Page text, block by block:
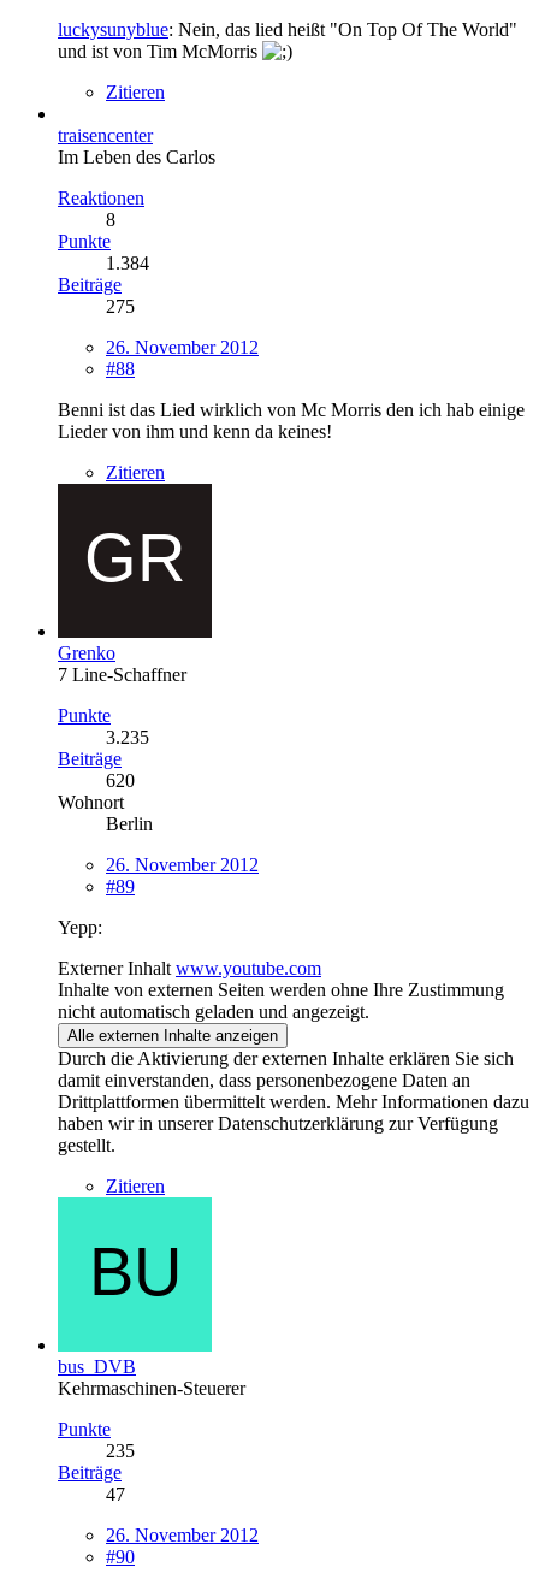
luckysunyblue: Nein, das lied heißt "On Top Of The World"
und ist von Tim McMorris
Zitieren
traisencenter
Im Leben des Carlos
Reaktionen
8
Punkte
1.384
Beiträge
275
26. November 2012
#88
Benni ist das Lied wirklich von Mc Morris den ich hab einige
Lieder von ihm und kenn da keines!
Zitieren
Grenko
7 Line-Schaffner
Punkte
3.235
Beiträge
620
Wohnort
Berlin
26. November 2012
#89
Yepp:
Externer Inhalt www.youtube.com
Inhalte von externen Seiten werden ohne Ihre Zustimmung
nicht automatisch geladen und angezeigt.
Alle externen Inhalte anzeigen
Durch die Aktivierung der externen Inhalte erklären Sie sich
damit einverstanden, dass personenbezogene Daten an
Drittplattformen übermittelt werden. Mehr Informationen dazu
haben wir in unserer Datenschutzerklärung zur Verfügung
gestellt.
Zitieren
bus_DVB
Kehrmaschinen-Steuerer
Punkte
235
Beiträge
47
26. November 2012
#90